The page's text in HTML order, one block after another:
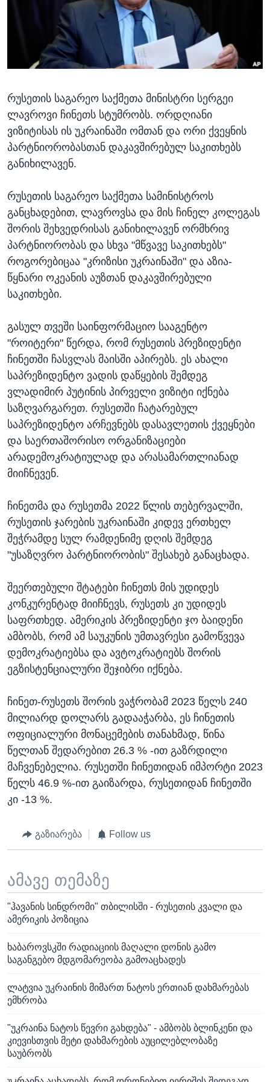
ᲡᲢᲣᲓᲘᲐ ᲕᲐᲨᲘᲜᲒᲢᲝᲜᲘ
ᲔᲙᲝᲜᲝᲛᲘᲙᲐ
ᲯᲐᲜᲛᲠᲗᲔᲚᲝᲑᲐ
ᲛᲔᲪᲜᲘᲔᲠᲔᲑᲐ
ᲙᲣᲚᲢᲣᲠᲐ
ᲒᲐᲚᲘᲚᲔᲝ
ᲓᲔᲖᲘᲜᲤᲝᲠᲛᲐᲪᲘᲐ
Learning English
ᲗᲕᲐᲚᲘ ᲒᲕᲐᲓᲔᲕᲜᲔᲗ
ენები
რუსეთის საგარეო საქმეთა მინისტრი სერგეი
ლავროვი ჩინეთს სტუმრობს. ორდღიანი
ვიზიტისას ის უკრაინაში ომთან და ორი ქვეყნის
პარტნიორობასთან დაკავშირებულ საკითხებს
განიხილავენ.
რუსეთის საგარეო საქმეთა სამინისტროს
განცხადებით, ლავროვსა და მის ჩინელ კოლეგას
შორის შეხვედრისას განიხილავენ ორმხრივ
პარტნიორობას და სხვა "მწვავე საკითხებს"
როგორებიცაა "კრიზისი უკრაინაში" და აზია-
წყნარი ოკეანის აუზთან დაკავშირებული
საკითხები.
გასულ თვეში საინფორმაციო სააგენტო
"როიტერი" წერდა, რომ რუსეთის პრეზიდენტი
ჩინეთში ჩასვლას მაისში აპირებს. ეს ახალი
საპრეზიდენტო ვადის დაწყების შემდეგ
ვლადიმირ პუტინის პირველი ვიზიტი იქნება
საზღვარგარეთ. რუსეთში ჩატარებულ
საპრეზიდენტო არჩევნებს დასავლეთის ქვეყნები
და საერთაშორისო ორგანიზაციები
არადემოკრატიულად და არასამართლიანად
მიიჩნევენ.
ჩინეთმა და რუსეთმა 2022 წლის თებერვალში,
რუსეთის ჯარების უკრაინაში კიდევ ერთხელ
შეჭრამდე სულ რამდენიმე დღის შემდეგ
"უსაზღვრო პარტნიორობის" შესახებ განაცხადა.
შეერთებული შტატები ჩინეთს მის უდიდეს
კონკურენტად მიიჩნევს, რუსეთს კი უდიდეს
საფრთხედ. ამერიკის პრეზიდენტი ჯო ბაიდენი
ამბობს, რომ ამ საუკუნის უმთავრესი გამოწვევა
დემოკრატიებსა და ავტოკრატიებს შორის
ეგზისტენციალური შეჯიბრი იქნება.
ჩინეთ-რუსეთს შორის ვაჭრობამ 2023 წელს 240
მილიარდ დოლარს გადააჭარბა, ეს ჩინეთის
ოფიციალური მონაცემების თანახმად, წინა
წელთან შედარებით 26.3 % -ით გაზრდილი
მაჩვენებელია. რუსეთში ჩინეთიდან იმპორტი 2023
წელს 46.9 %-ით გაიზარდა, რუსეთიდან ჩინეთში
კი -13 %.
გაზიარება Follow us
ამავე თემაზე
"ჰავანის სინდრომი" თბილისში - რუსეთის კვალი და
ამერიკის პოზიცია
ხაბაროვსკში რადიაციის მაღალი დონის გამო
საგანგებო მდგომარეობა გამოაცხადეს
ლატვია უკრაინის მიმართ ნატოს ერთიან დახმარებას
ემხრობა
"უკრაინა ნატოს წევრი გახდება" - ამბობს ბლინკენი და
კიევისთვის მეტი დახმარების აუცილებლობაზე
საუბრობს